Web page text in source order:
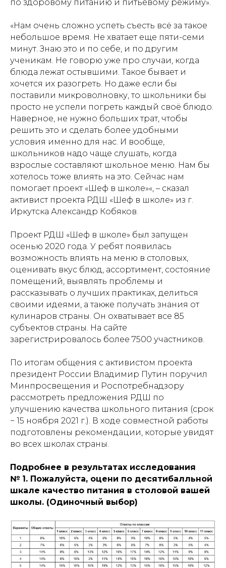
по здоровому питанию и питьевому режиму».
«Нам очень сложно успеть съесть всё за такое
небольшое время. Не хватает еще пяти-семи
минут. Знаю это и по себе, и по другим
ученикам. Не говорю уже про случаи, когда
блюда лежат остывшими. Такое бывает и
хочется их разогреть. Но даже если бы
поставили микроволновку, то школьники бы
просто не успели погреть каждый своё блюдо.
Наверное, не нужно больших трат, чтобы
решить это и сделать более удобными
условия именно для нас. И вообще,
школьников надо чаще слушать, когда
взрослые составляют школьное меню. Нам бы
хотелось тоже влиять на это. Сейчас нам
помогает проект «Шеф в школе»«, – сказал
активист проекта РДШ «Шеф в школе» из г.
Иркутска Александр Кобяков.
Проект РДШ «Шеф в школе» был запущен
осенью 2020 года. У ребят появилась
возможность влиять на меню в столовых,
оценивать вкус блюд, ассортимент, состояние
помещений, выявлять проблемы и
рассказывать о лучших практиках, делиться
своими идеями, а также получать знания от
кулинаров страны. Он охватывает все 85
субъектов страны. На сайте
зарегистрировалось более 7500 участников.
По итогам общения с активистом проекта
президент России Владимир Путин поручил
Минпросвещения и Роспотребнадзору
рассмотреть предложения РДШ по
улучшению качества школьного питания (срок
− 15 ноября 2021 г.). В ходе совместной работы
подготовлены рекомендации, которые увидят
во всех школах страны.
Подробнее в результатах исследования
№ 1. Пожалуйста, оцени по десятибалльной
шкале качество питания в столовой вашей
школы. (Одиночный выбор)